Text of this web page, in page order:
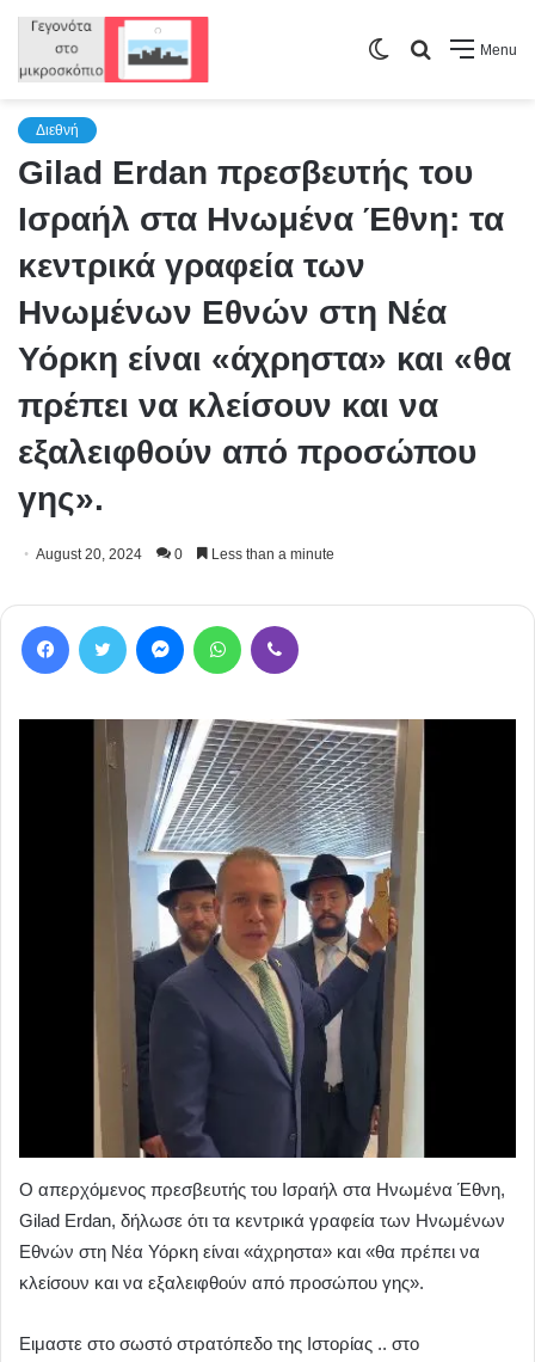
Menu
Search
Switch
Διεθνή
Gilad Erdan πρεσβευτής του
Ισραήλ στα Ηνωμένα Έθνη: τα
κεντρικά γραφεία των
Ηνωμένων Εθνών στη Νέα
Υόρκη είναι «άχρηστα» και «θα
πρέπει να κλείσουν και να
εξαλειφθούν από προσώπου
γης».
August 20, 2024 0 Less than a minute
Ο απερχόμενος πρεσβευτής του Ισραήλ στα Ηνωμένα Έθνη,
Gilad Erdan, δήλωσε ότι τα κεντρικά γραφεία των Ηνωμένων
Εθνών στη Νέα Υόρκη είναι «άχρηστα» και «θα πρέπει να
κλείσουν και να εξαλειφθούν από προσώπου γης».
Eιμαστε στο σωστό στρατόπεδο της Ιστορίας .. στο